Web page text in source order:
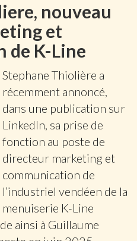
nouveau
et
de K-Line
Stephane Thiolière a
récemment annoncé,
dans une publication sur
LinkedIn, sa prise de
fonction au poste de
directeur marketing et
communication de
l’industriel vendéen de la
menuiserie K-Line
ainsi à Guillaume